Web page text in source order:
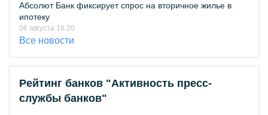
Абсолют Банк фиксирует спрос на вторичное жилье в
ипотеку
06 августа 16:20
Все новости
Рейтинг банков "Активность пресс-
службы банков"